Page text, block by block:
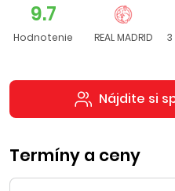
9.7
Hodnotenie REAL MADRID 3
Nájdite si
Termíny a ceny